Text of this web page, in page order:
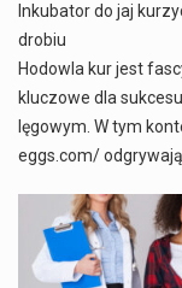
Inkubator do jaj
drobiu
Hodowla kur jest
kluczowe dla
lęgowym. W tym
eggs.com/ odgrywają